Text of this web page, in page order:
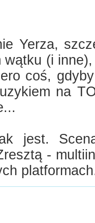
Yerza,
wątku (i
coś,
na
jest.
-